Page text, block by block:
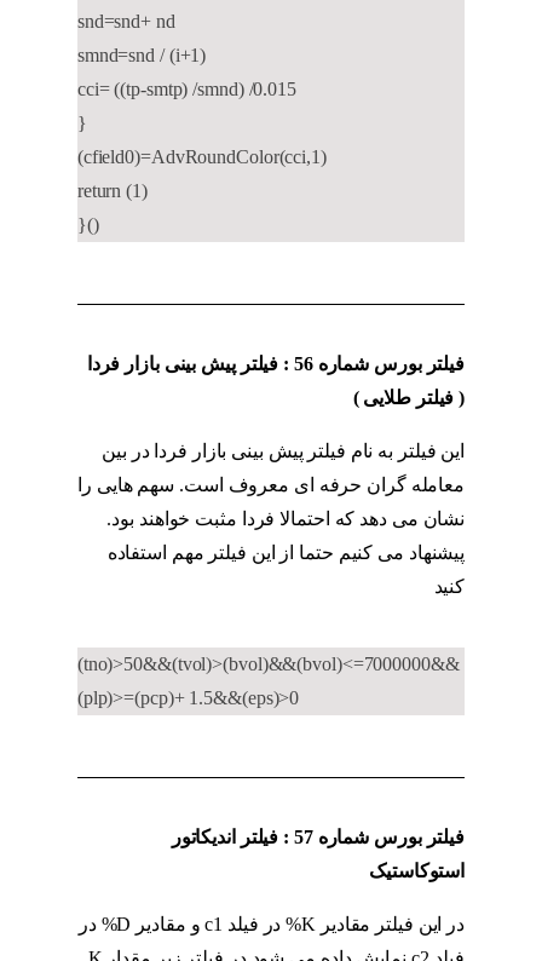
snd=snd+ nd
smnd=snd / (i+1)
cci= ((tp-smtp) /smnd) /0.015
}
(cfield0)=AdvRoundColor(cci,1)
return (1)
}()
فیلتر بورس شماره 56 : فیلتر پیش بینی بازار فردا
( فیلتر طلایی )
این فیلتر به نام فیلتر پیش بینی بازار فردا در بین
معامله گران حرفه ای معروف است. سهم هایی را
نشان می دهد که احتمالا فردا مثبت خواهند بود.
پیشنهاد می کنیم حتما از این فیلتر مهم استفاده
کنید
(tno)>50&&(tvol)>(bvol)&&(bvol)<=7000000&&
(plp)>=(pcp)+ 1.5&&(eps)>0
فیلتر بورس شماره 57 : فیلتر اندیکاتور
استوکاستیک
در این فیلتر مقادیر K% در فیلد c1 و مقادیر D% در